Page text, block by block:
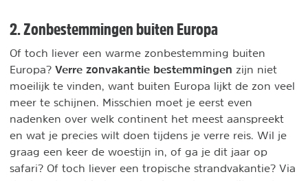
2. Zonbestemmingen buiten Europa
Of toch liever een warme zonbestemming buiten
Europa? Verre zonvakantie bestemmingen zijn niet
moeilijk te vinden, want buiten Europa lijkt de zon veel
meer te schijnen. Misschien moet je eerst even
nadenken over welk continent het meest aanspreekt
en wat je precies wilt doen tijdens je verre reis. Wil je
graag een keer de woestijn in, of ga je dit jaar op
safari? Of toch liever een tropische strandvakantie? Via